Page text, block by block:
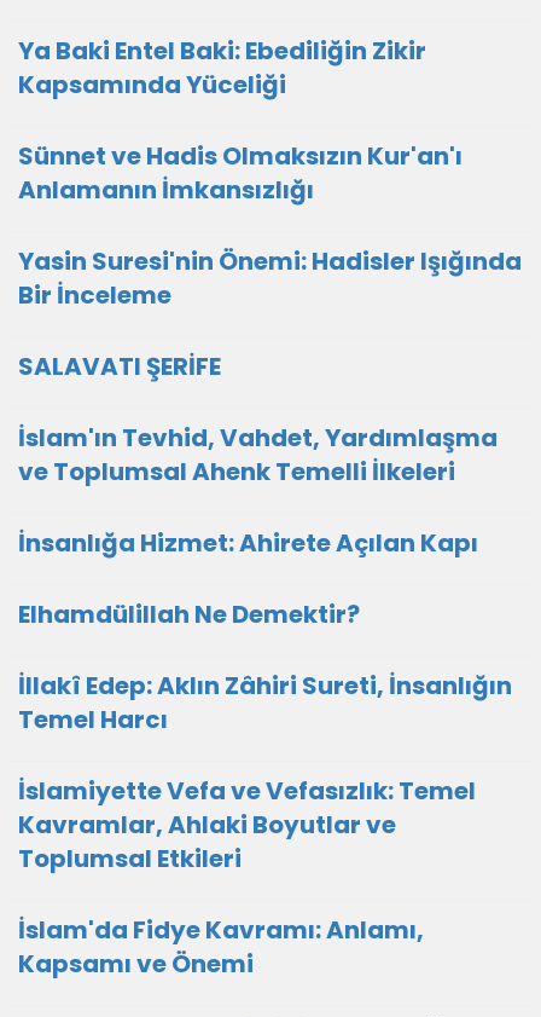
Ya Baki Entel Baki: Ebediliğin Zikir
Kapsamında Yüceliği
Sünnet ve Hadis Olmaksızın Kur'an'ı
Anlamanın İmkansızlığı
Yasin Suresi'nin Önemi: Hadisler Işığında
Bir İnceleme
SALAVATI ŞERİFE
İslam'ın Tevhid, Vahdet, Yardımlaşma
ve Toplumsal Ahenk Temelli İlkeleri
İnsanlığa Hizmet: Ahirete Açılan Kapı
Elhamdülillah Ne Demektir?
İllakî Edep: Aklın Zâhiri Sureti, İnsanlığın
Temel Harcı
İslamiyette Vefa ve Vefasızlık: Temel
Kavramlar, Ahlaki Boyutlar ve
Toplumsal Etkileri
İslam'da Fidye Kavramı: Anlamı,
Kapsamı ve Önemi